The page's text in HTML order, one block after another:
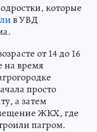
которые
в УВД
от 14 до 16
на время
просто
а затем
ЖКХ, где
пагром.